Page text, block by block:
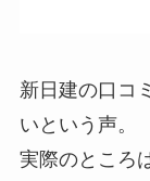
新日建の口コ
いという声。
実際のところ